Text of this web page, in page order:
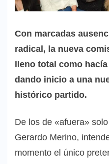
Con marcadas
radical, la nueva
lleno total como
dando inicio a una
histórico partido.
De los de «afuera»
Gerardo Merino,
momento el único